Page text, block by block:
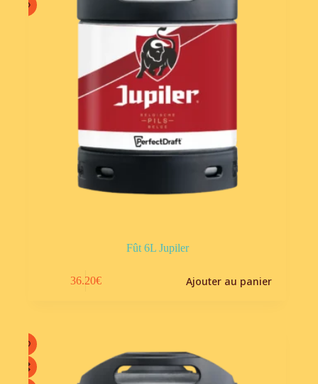
Fût 6L Jupiler
36.20€ Ajouter au panier